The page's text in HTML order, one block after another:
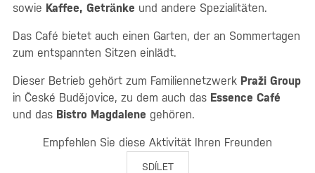
sowie Kaffee, Getränke und andere Spezialitäten.
Das Café bietet auch einen Garten, der an Sommertagen
zum entspannten Sitzen einlädt.
Dieser Betrieb gehört zum Familiennetzwerk Praži Group
in České Budějovice, zu dem auch das Essence Café
und das Bistro Magdalene gehören.
Empfehlen Sie diese Aktivität Ihren Freunden
SDÍLET